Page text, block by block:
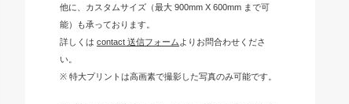
他に、カスタムサイズ（最大 900mm X 600mm まで可
能）も承っております。
詳しくは contact 送信フォーム よりお問合わせくださ
い。
※ 特大プリントは高画素で撮影した写真のみ可能です。